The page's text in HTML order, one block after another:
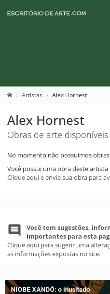
Artistas Alex Hornest
Alex Hornest
Obras de arte disponíveis
No momento não possuimos
Você possui uma obra deste artista
Clique aqui e envie sua obra para
Você tem sugestões,
importantes para esta
Clique aqui para sugerir uma
as informações expostas no site.